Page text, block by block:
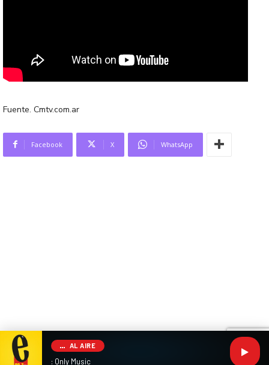
Fuente. Cmtv.com.ar
Facebook X WhatsApp